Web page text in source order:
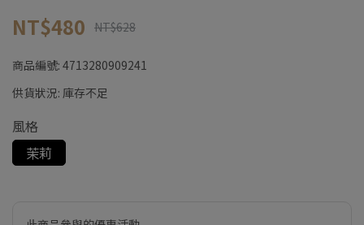
NT$480 NT$628
商品編號: 4713280909241
供貨狀況: 庫存不足
風格
茉莉